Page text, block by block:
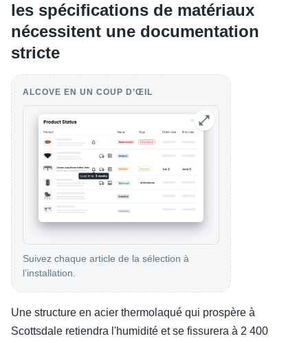
les spécifications de matériaux
nécessitent une documentation
stricte
ALCOVE EN UN COUP D’ŒIL
Suivez chaque article de la sélection à
l’installation.
Une structure en acier thermolaqué qui prospère à
Scottsdale retiendra l'humidité et se fissurera à 2 400